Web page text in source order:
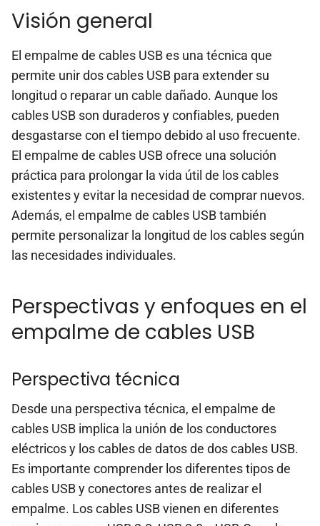
Visión general
El empalme de cables USB es una técnica que
permite unir dos cables USB para extender su
longitud o reparar un cable dañado. Aunque los
cables USB son duraderos y confiables, pueden
desgastarse con el tiempo debido al uso frecuente.
El empalme de cables USB ofrece una solución
práctica para prolongar la vida útil de los cables
existentes y evitar la necesidad de comprar nuevos.
Además, el empalme de cables USB también
permite personalizar la longitud de los cables según
las necesidades individuales.
Perspectivas y enfoques en el
empalme de cables USB
Perspectiva técnica
Desde una perspectiva técnica, el empalme de
cables USB implica la unión de los conductores
eléctricos y los cables de datos de dos cables USB.
Es importante comprender los diferentes tipos de
cables USB y conectores antes de realizar el
empalme. Los cables USB vienen en diferentes